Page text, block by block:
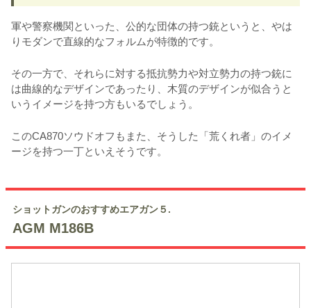
軍や警察機関といった、公的な団体の持つ銃というと、やは
りモダンで直線的なフォルムが特徴的です。
その一方で、それらに対する抵抗勢力や対立勢力の持つ銃に
は曲線的なデザインであったり、木質のデザインが似合うと
いうイメージを持つ方もいるでしょう。
このCA870ソウドオフもまた、そうした「荒くれ者」のイメ
ージを持つ一丁といえそうです。
ショットガンのおすすめエアガン５.
AGM M186B